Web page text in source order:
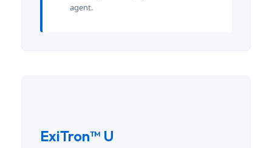
agent.
ExiTron™ U